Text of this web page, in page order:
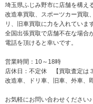
埼玉県ふじみ野市に店舗を構え
改造車買取、スポーツカー買取
リ、旧車買取に力を入れています
全国出張買取で店舗不在な場合
電話を頂けると幸いです。
営業時間：10～18時
店休日：不定休 【買取査定は
改造車、ドリ車、旧車、外車、
お気軽にお問い合わせください♪